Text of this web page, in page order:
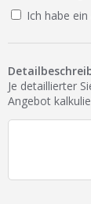
Ich habe
Je detaillierter
Angebot